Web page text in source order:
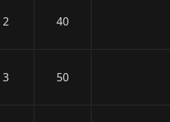
2 40
3 50